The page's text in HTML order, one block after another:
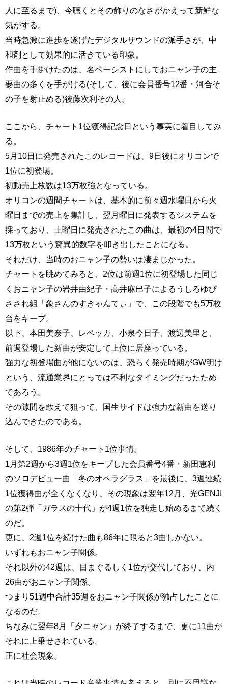
人に至るまで)、今聴くとその飾りのなさがかえって新鮮な
気がする。
当時急激に進歩を遂げたデジタルサウンドの派手さが、中
和剤として効果的に活きている印象。
作曲を手掛けたのは、名ベーシストにしておニャン子の主
要曲の多くを手がける(そして、後に会員番号12番・河合そ
の子を射止める)後藤次利その人。
ここから、チャート1位獲得記念日という事実に着目してみ
る。
5月10日に発売されたこのレコードは、9日後にオリコンで
1位に初登場。
初動売上枚数は13万枚強となっている。
オリコンの週間チャートは、基本的に前々週水曜日から火
曜日までの売上を集計し、翌月曜日に発表するシステムを
採っており、土曜日に発売されたこの曲は、最初の4日間で
13万枚という驚異的数字を叩き出したことになる。
それだけ、当時のおニャン子の勢いは凄まじかった。
チャートを眺めてみると、2位は前週1位に初登場した同じ
くおニャン子の岩井由紀子・高井麻巳子によるうしろゆび
さされ組「象さんのすきゃんてぃ」で、この段階でも5万枚
台をキープ。
以下、本田美奈子、レベッカ、小泉今日子、渡辺美里と、
前週登場した新曲が安定して上位に居座っている。
強力な初登場曲が他にないのは、恐らく発売時期がGW明け
という、流通業界にとっては不利なタイミングだったため
であろう。
その隙間を敢えて狙って、国生サイドは強力な新曲を送り
込んできたのである。
そして、1986年のチャート1位事情。
1月第2週から3週1位をキープした会員番号4番・新田恵利
のソロデビュー曲「冬のオペラグラス」を最後に、3週連続
1位獲得曲が全くなくなり、その現象は翌年12月、光GENJI
の第2弾「ガラスの十代」が4週1位を独走し始めるまで続く
のだ。
更に、2週1位を続けた曲も86年に限ると3曲しかない。
いずれもおニャン子関係。
それ以外の42週は、目まぐるしく1位が交代しており、内
26曲がおニャン子関係。
つまり51週中合計35週をおニャン子関係が独占したことに
なるのだ。
ちなみに翌年8月「夕ニャン」が終了するまで、更に11曲が
それに上乗せされている。
正に社会現象。